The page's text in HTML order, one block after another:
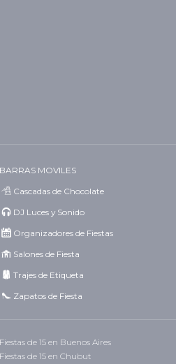
BARRAS MOVILES
Cascadas de Chocolate
DJ Luces y Sonido
Organizadores de Fiestas
Salones de Fiesta
Trajes de Etiqueta
Zapatos de Fiesta
Fiestas de 15 en Buenos Aires
Fiestas de 15 en Chubut